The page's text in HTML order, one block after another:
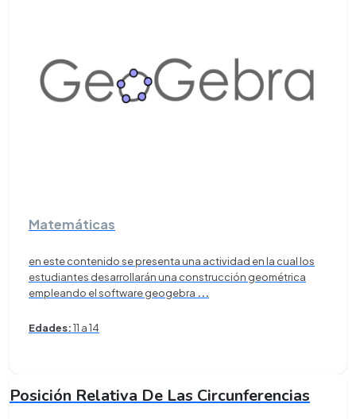
Matemáticas
en este contenido se presenta una actividad en la cual los
estudiantes desarrollarán una construcción geométrica
empleando el software geogebra ...
Edades:11 a 14
Posición Relativa De Las Circunferencias